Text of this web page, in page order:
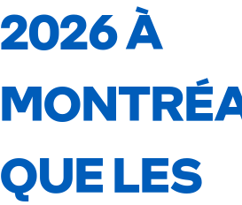
2026 À
QUE LES